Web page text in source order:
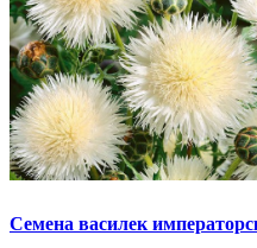
Семена василек